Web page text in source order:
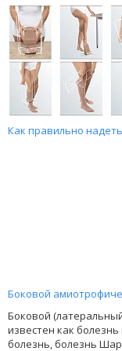
Как правильно
Боковой
Боковой
известен как
болезнь, болезнь